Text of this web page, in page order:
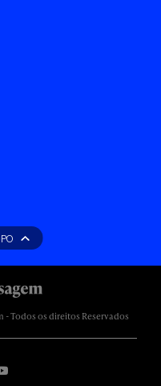
- Todos os direitos Reservados